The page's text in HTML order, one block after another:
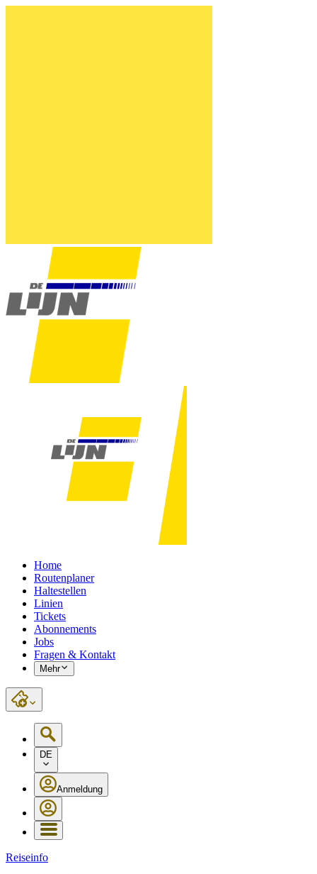
Home
Routenplaner
Haltestellen
Linien
Tickets
Abonnements
Jobs
Fragen & Kontakt
Mehr
DE
Anmeldung
Reiseinfo